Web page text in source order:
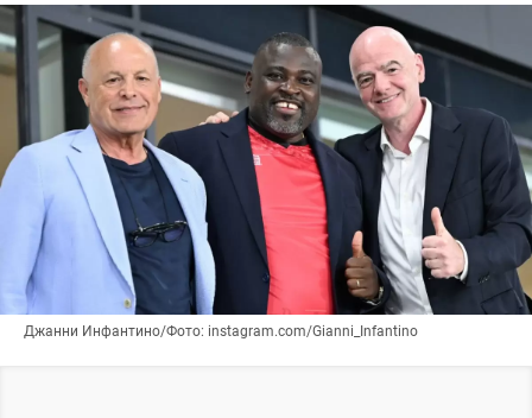
Джанни Инфантино/Фото: instagram.com/Gianni_Infantino